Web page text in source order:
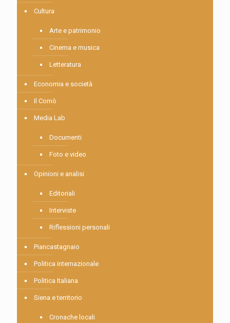
Cultura
Arte e patrimonio
Cinema e musica
Letteratura
Economia e società
Il Comò
Media Lab
Documenti
Foto e video
Opinioni e analisi
Editoriali
Interviste
Riflessioni personali
Piancastagnaio
Politica internazionale
Politica Italiana
Siena e territorio
Cronache locali